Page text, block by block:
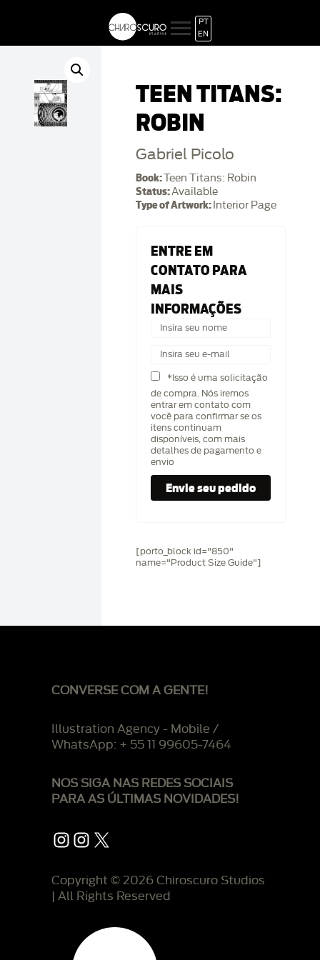
PT
EN
TEEN TITANS:
ROBIN
Gabriel Picolo
Book:Teen Titans: Robin
Status:Available
Type of Artwork: Interior Page
ENTRE EM
CONTATO PARA
MAIS
INFORMAÇÕES
*Isso é uma solicitação
de compra. Nós iremos
entrar em contato com
você para confirmar se os
itens continuam
disponíveis, com mais
detalhes de pagamento e
envio
[porto_block id="850"
name="Product Size Guide"]
CONVERSE COM A GENTE!
Illustration Agency - Mobile /
WhatsApp: + 55 11 99605-7464
NOS SIGA NAS REDES SOCIAIS
PARA AS ÚLTIMAS NOVIDADES!
Instagram
Instagram
X
Copyright © 2026 Chiroscuro Studios
| All Rights Reserved